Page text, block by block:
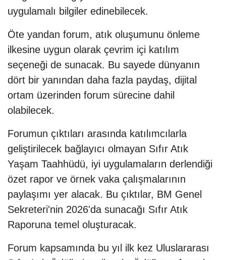
uygulamalı bilgiler edinebilecek.
Öte yandan forum, atık oluşumunu önleme
ilkesine uygun olarak çevrim içi katılım
seçeneği de sunacak. Bu sayede dünyanın
dört bir yanından daha fazla paydaş, dijital
ortam üzerinden forum sürecine dahil
olabilecek.
Forumun çıktıları arasında katılımcılarla
geliştirilecek bağlayıcı olmayan Sıfır Atık
Yaşam Taahhüdü, iyi uygulamaların derlendiği
özet rapor ve örnek vaka çalışmalarının
paylaşımı yer alacak. Bu çıktılar, BM Genel
Sekreteri'nin 2026'da sunacağı Sıfır Atık
Raporuna temel oluşturacak.
Forum kapsamında bu yıl ilk kez Uluslararası